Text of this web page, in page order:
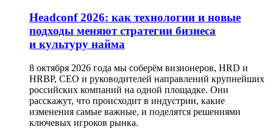
Headсonf 2026: как технологии и новые
подходы меняют стратегии бизнеса
и культуру найма
8 октября 2026 года мы соберём визионеров, HRD и
HRBP, СЕО и руководителей направлений крупнейших
российских компаний на одной площадке. Они
расскажут, что происходит в индустрии, какие
изменения самые важные, и поделятся решениями
ключевых игроков рынка.